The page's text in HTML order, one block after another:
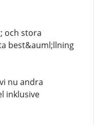
och stora
best&auml;llning
nu andra
inklusive